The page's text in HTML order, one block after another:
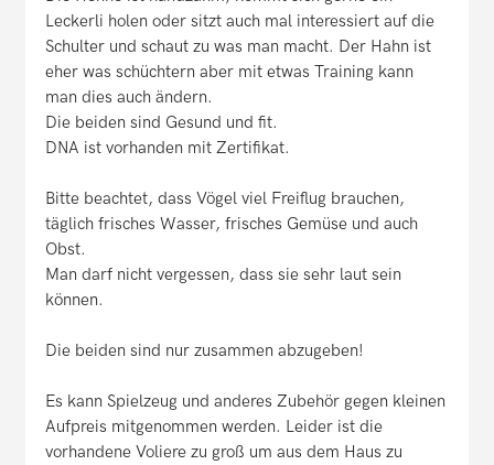
Leckerli holen oder sitzt auch mal interessiert auf die
Schulter und schaut zu was man macht. Der Hahn ist
eher was schüchtern aber mit etwas Training kann
man dies auch ändern.
Die beiden sind Gesund und fit.
DNA ist vorhanden mit Zertifikat.
Bitte beachtet, dass Vögel viel Freiflug brauchen,
täglich frisches Wasser, frisches Gemüse und auch
Obst.
Man darf nicht vergessen, dass sie sehr laut sein
können.
Die beiden sind nur zusammen abzugeben!
Es kann Spielzeug und anderes Zubehör gegen kleinen
Aufpreis mitgenommen werden. Leider ist die
vorhandene Voliere zu groß um aus dem Haus zu